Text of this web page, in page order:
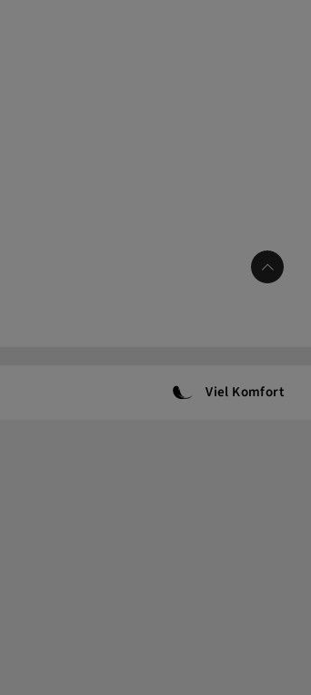
Viel Komfort